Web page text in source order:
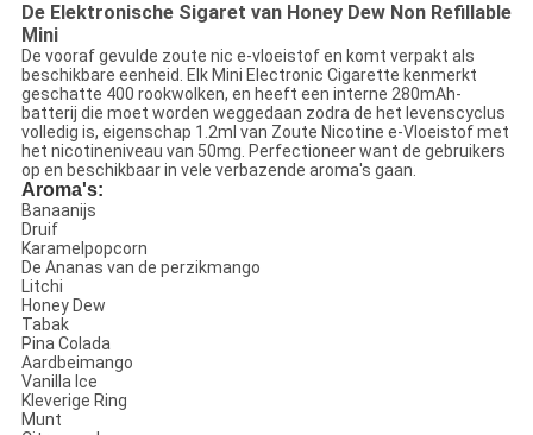
De Elektronische Sigaret van Honey Dew Non Refillable
Mini
De vooraf gevulde zoute nic e-vloeistof en komt verpakt als
beschikbare eenheid. ElkMini Electronic Cigarette kenmerkt
geschatte 400 rookwolken, en heeft een interne 280mAh-
batterij die moet worden weggedaan zodra de het levenscyclus
volledig is, eigenschap 1.2ml van Zoute Nicotine e-Vloeistof met
het nicotineniveau van 50mg. Perfectioneer want de gebruikers
op en beschikbaar in vele verbazende aroma's gaan.
Aroma's:
Banaanijs
Druif
Karamelpopcorn
De Ananas van de perzikmango
Litchi
Honey Dew
Tabak
Pina Colada
Aardbeimango
Vanilla Ice
Kleverige Ring
Munt